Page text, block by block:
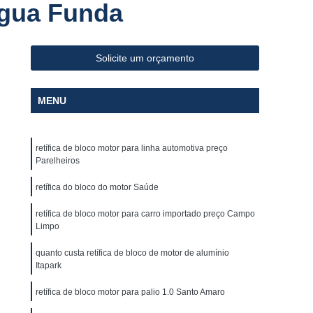
Retífica da Biela de Motor Importado
Retífica da Biela de Motor para Carro Nacional
Retífica de Biela para Veículo
Retífica de Bloco Motor para Carro Antigo
Retífica de Bloco Motor para Carro Novo
de Bloco Motor para Linha Automática
Retífica de Bloco Motor para Palio 1.0
Retífica do Bloco do Motor
Cabeçote
Retífica de Cabeçote Motor Ap 1.6
Funda
Solicite um orçamento
MENU
retífica de bloco motor para linha automotiva preço
Parelheiros
retífica do bloco do motor Saúde
retífica de bloco motor para carro importado preço Campo
Limpo
quanto custa retífica de bloco de motor de alumínio
Itapark
retífica de bloco motor para palio 1.0 Santo Amaro